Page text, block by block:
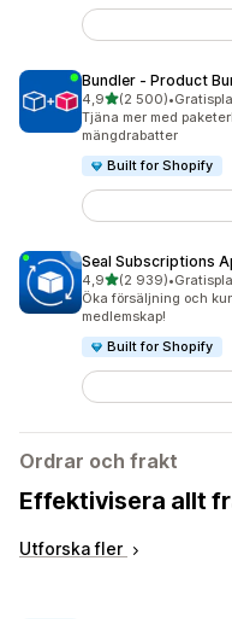
Bundler ‑ Product
4,9av 5 stjärnor
(2 500)
2500 recensioner
•
Tjäna mer med
mängdrabatter
Built for Shopify
Seal Subscriptions
4,9av 5 stjärnor
(2 939)
2939 recensioner
•
Öka försäljning och
medlemskap!
Built for Shopify
Ordrar och frakt
Effektivisera allt
Utforska fler